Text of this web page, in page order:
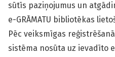
sūtīs paziņojumus un
e-GRĀMATU bibliotēkas
Pēc veiksmīgas
sistēma nosūta uz ievadīto